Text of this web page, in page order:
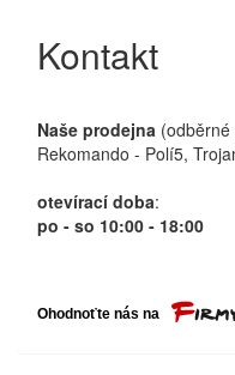
Kontakt
Naše prodejna
Rekomando - Polí5,
otevírací doba:
po - so 10:00 - 18:00